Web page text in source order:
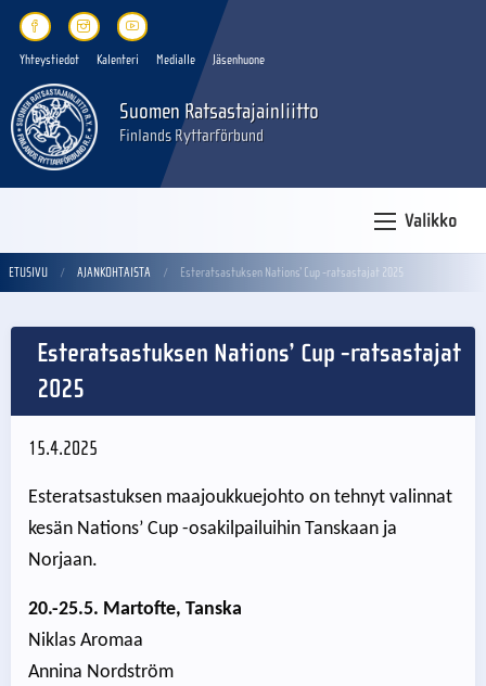
Yhteystiedot Kalenteri Medialle Jäsenhuone
Suomen Ratsastajainliitto
Finlands Ryttarförbund
Valikko
ETUSIVU AJANKOHTAISTA Esteratsastuksen Nations’ Cup -ratsastajat 2025
Esteratsastuksen Nations’ Cup -ratsastajat
2025
15.4.2025
Esteratsastuksen maajoukkuejohto on tehnyt valinnat
kesän Nations’ Cup -osakilpailuihin Tanskaan ja
Norjaan.
20.-25.5. Martofte, Tanska
Niklas Aromaa
Annina Nordström